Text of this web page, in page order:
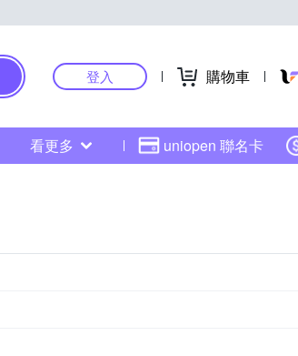
登入 購物車
看更多 uniopen 聯名卡